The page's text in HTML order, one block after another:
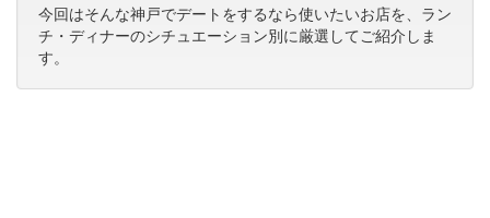
今回はそんな神戸でデートをするなら使いたいお店を、ラン
チ・ディナーのシチュエーション別に厳選してご紹介しま
す。